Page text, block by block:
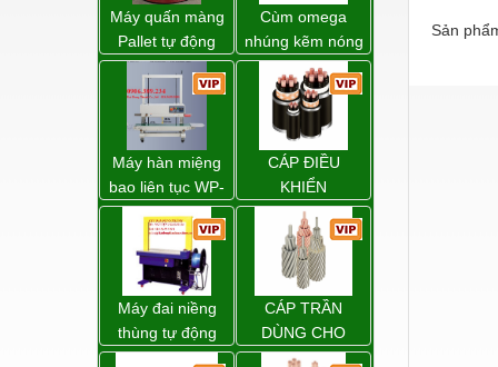
Điện Lạnh
Đóng tàu Thiết bị
Đúc chính xác Thiết bị
Dụng cụ cầm tay
Dụng cụ cắt gọt
Dụng cụ điện
Dụng cụ đo
Gỗ - Trang thiết bị
Hàn cắt - Thiết bị
Máy quấn màng
Pallet tự động
WP-55 xuất xứ
Đài Loan
Cùm omega
nhúng kẽm nóng
Máy hàn miệng
bao liên tục WP-
1200V chính
hãng giá tốt
CÁP ĐIỀU
KHIỂN
Máy đai niềng
thùng tự động
DBA-200 giá tốt
CÁP TRẦN
DÙNG CHO
ĐƯỜNG DÂY
Sản